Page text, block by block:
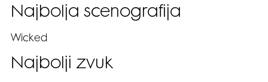
Najbolja scenografija
Wicked
Najbolji zvuk